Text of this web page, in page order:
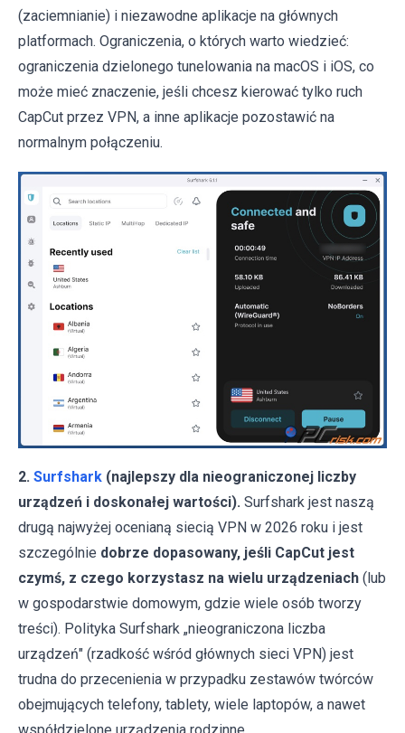
(zaciemnianie) i niezawodne aplikacje na głównych
platformach. Ograniczenia, o których warto wiedzieć:
ograniczenia dzielonego tunelowania na macOS i iOS, co
może mieć znaczenie, jeśli chcesz kierować tylko ruch
CapCut przez VPN, a inne aplikacje pozostawić na
normalnym połączeniu.
2. Surfshark (najlepszy dla nieograniczonej liczby
urządzeń i doskonałej wartości). Surfshark jest naszą
drugą najwyżej ocenianą siecią VPN w 2026 roku i jest
szczególnie dobrze dopasowany, jeśli CapCut jest
czymś, z czego korzystasz na wielu urządzeniach (lub
w gospodarstwie domowym, gdzie wiele osób tworzy
treści). Polityka Surfshark „nieograniczona liczba
urządzeń" (rzadkość wśród głównych sieci VPN) jest
trudna do przecenienia w przypadku zestawów twórców
obejmujących telefony, tablety, wiele laptopów, a nawet
współdzielone urządzenia rodzinne.